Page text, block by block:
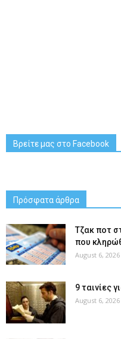
Βρείτε μας στο Facebook
Πρόσφατα άρθρα
Tζακ ποτ
που
August 6, 2026
9 ταινίες
August 6, 2026